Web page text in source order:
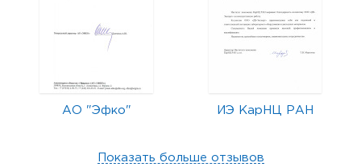
АО "Эфко" ИЭ КарНЦ РАН
Показать больше отзывов